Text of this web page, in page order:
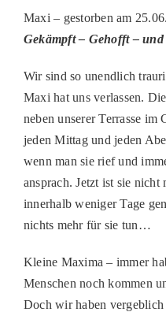
Maxi – gestorben am
Gekämpft – Gehofft –
Wir sind so unendlich
Maxi hat uns verlassen.
neben unserer Terrasse im
jeden Mittag und jeden
wenn man sie rief und
ansprach. Jetzt ist sie nicht
innerhalb weniger Tage
nichts mehr für sie tun…
Kleine Maxima – immer
Menschen noch kommen
Doch wir haben